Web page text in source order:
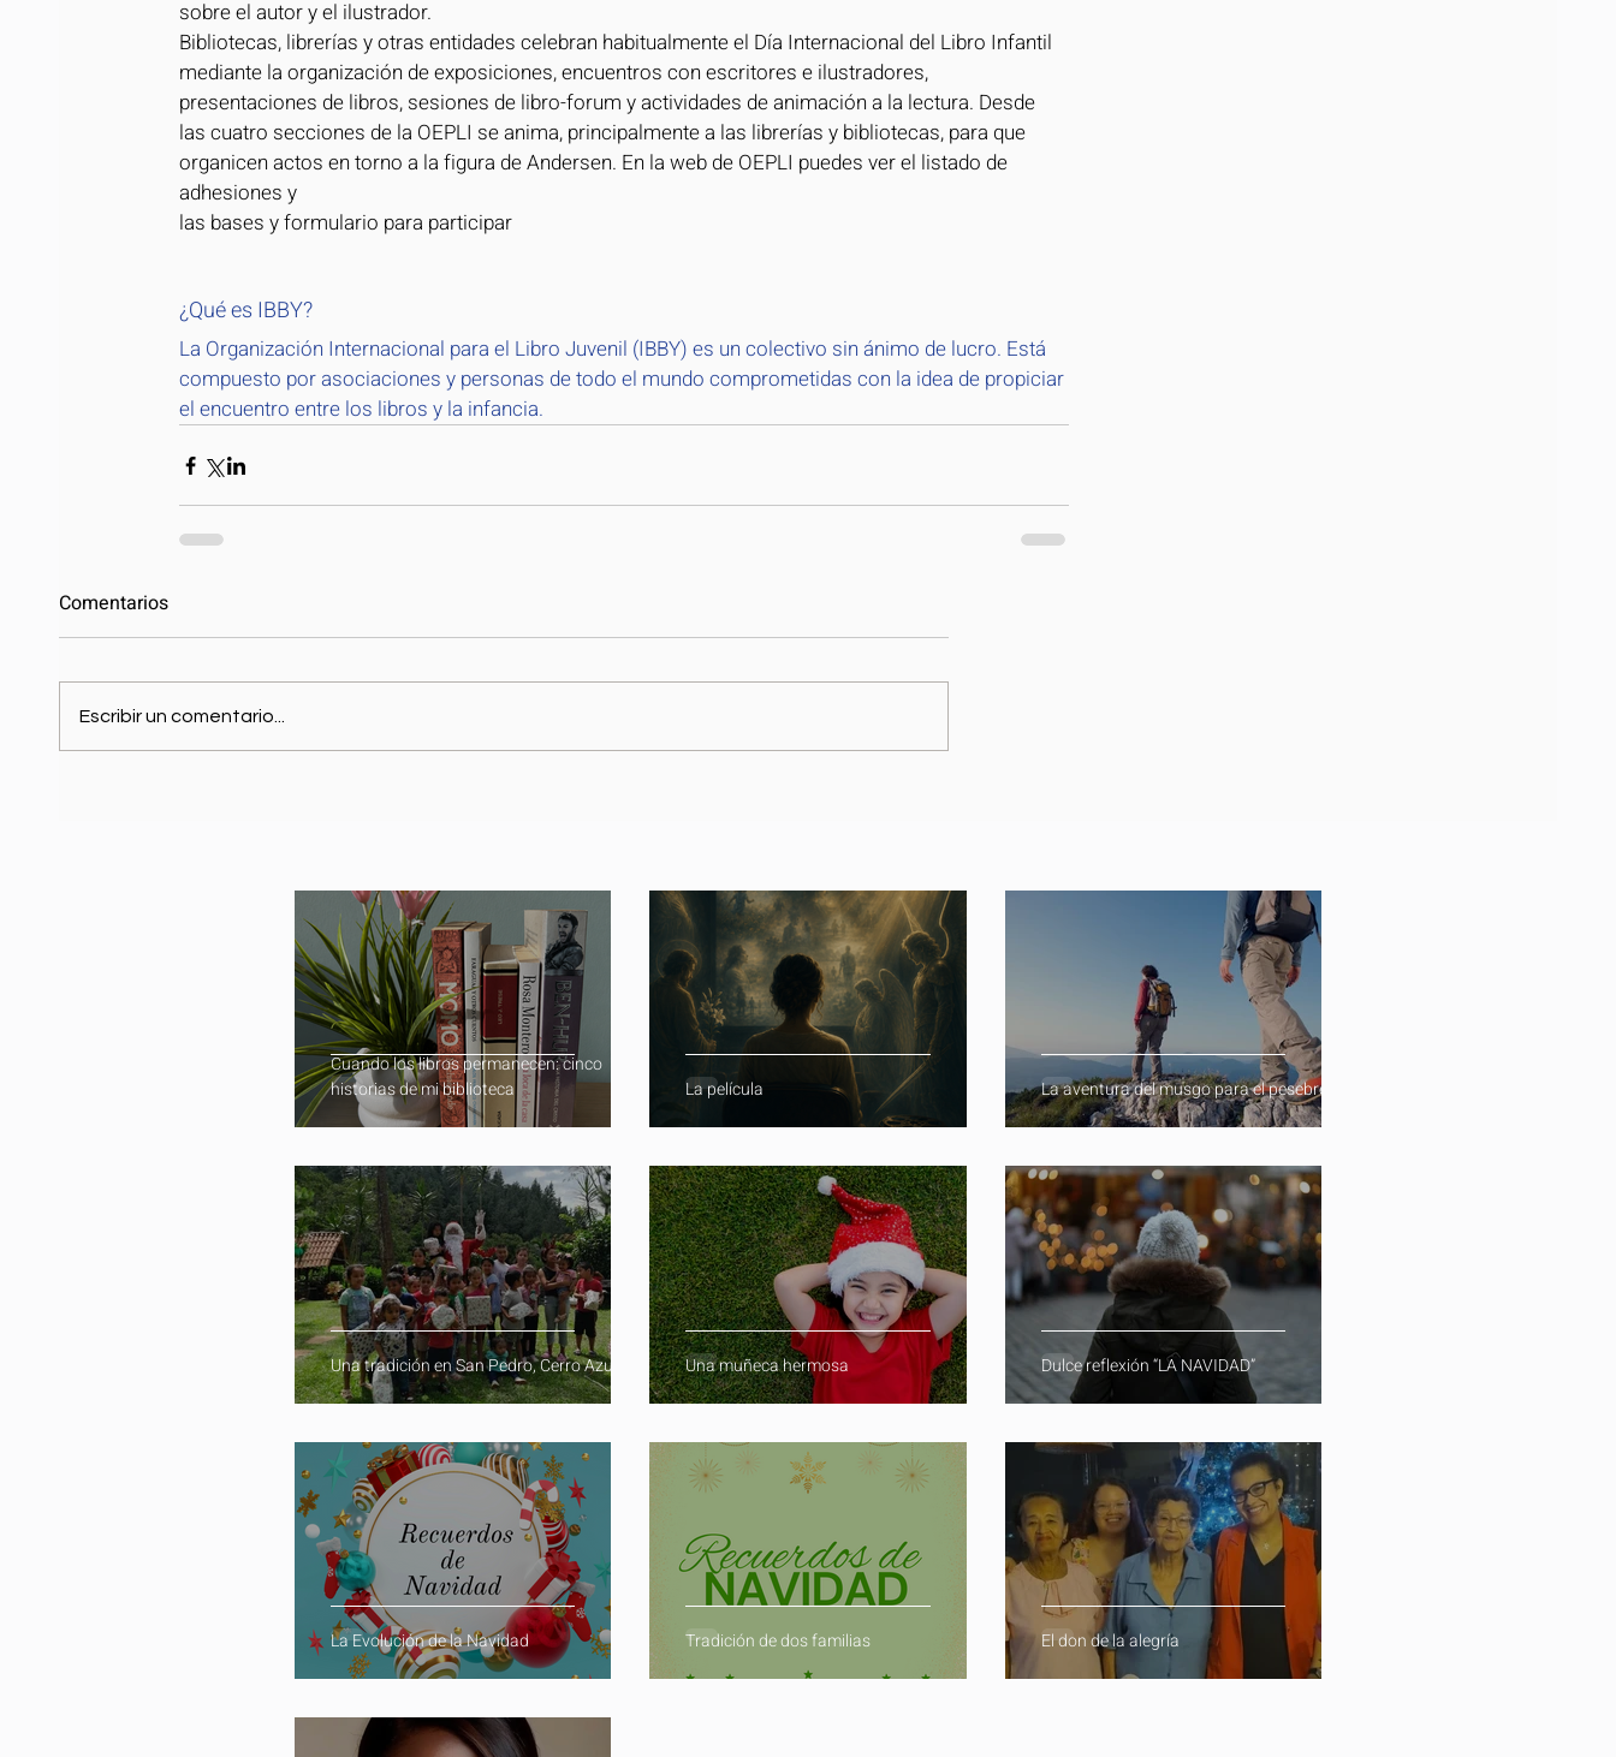
sobre el autor y el ilustrador.
Bibliotecas, librerías y otras entidades celebran habitualmente el Día Internacional del Libro Infantil
mediante la organización de exposiciones, encuentros con escritores e ilustradores,
presentaciones de libros, sesiones de libro-forum y actividades de animación a la lectura. Desde
las cuatro secciones de la OEPLI se anima, principalmente a las librerías y bibliotecas, para que
organicen actos en torno a la figura de Andersen. En la web de OEPLI puedes ver el listado de
adhesiones y
las bases y formulario para participar
¿Qué es IBBY?
La Organización Internacional para el Libro Juvenil (IBBY) es un colectivo sin ánimo de lucro. Está
compuesto por asociaciones y personas de todo el mundo comprometidas con la idea de propiciar
el encuentro entre los libros y la infancia.
Comentarios
Escribir un comentario...
Cuando los libros permanecen: cinco
historias de mi biblioteca
La película La aventura del musgo para el pesebre
Una tradición en San Pedro, Cerro Azul Una muñeca hermosa Dulce reflexión “LA NAVIDAD”
La Evolución de la Navidad Tradición de dos familias El don de la alegría